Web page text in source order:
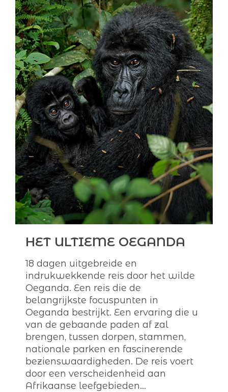
HET ULTIEME OEGANDA
18 dagen uitgebreide en
indrukwekkende reis door het wilde
Oeganda. Een reis die de
belangrijkste focuspunten in
Oeganda bestrijkt. Een ervaring die u
van de gebaande paden af zal
brengen, tussen dorpen, stammen,
nationale parken en fascinerende
bezienswaardigheden. De reis voert
door een verscheidenheid aan
Afrikaanse leefgebieden...